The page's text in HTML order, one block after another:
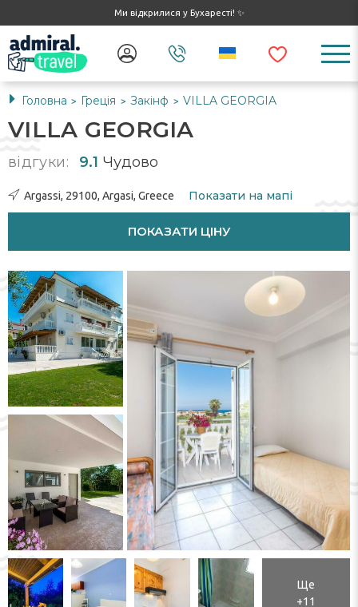
Ми відкрилися у Бухаресті! ✨
Головна > Греція > Закінф > VILLA GEORGIA
VILLA GEORGIA
відгуки: 9.1 Чудово
Argassi, 29100, Argasi, Greece Показати на мапі
ПОКАЗАТИ ЦІНУ
Ще
+11